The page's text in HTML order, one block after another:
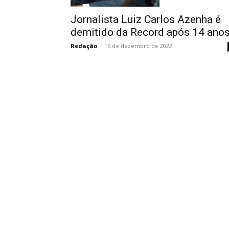
Jornalista Luiz Carlos Azenha é
demitido da Record após 14 anos
Redação - 16 de dezembro de 2022